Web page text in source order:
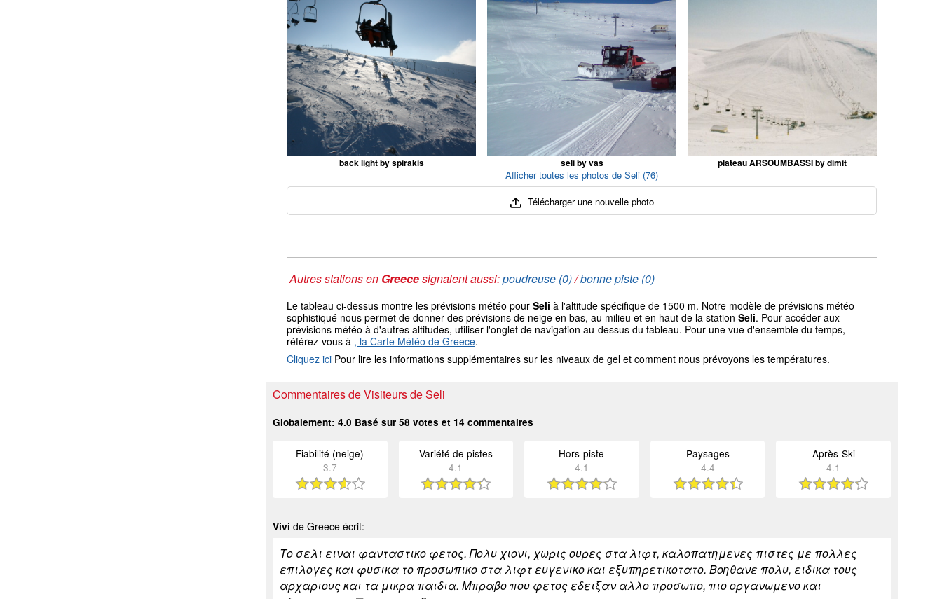
back light by spirakis seli by vas plateau ARSOUMBASSI by dimit
Afficher toutes les photos de Seli (76)
Télécharger une nouvelle photo
Autres stations en Greecesignalent aussi:poudreuse (0)/bonne piste (0)
Le tableau ci-dessus montre les prévisions météo pour Seli à l'altitude spécifique de 1500 m. Notre modèle de prévisions météo
sophistiqué nous permet de donner des prévisions de neige en bas, au milieu et en haut de la station Seli. Pour accéder aux
prévisions météo à d'autres altitudes, utiliser l'onglet de navigation au-dessus du tableau. Pour une vue d'ensemble du temps,
référez-vous à , la Carte Météo de Greece.
Cliquez ici Pour lire les informations supplémentaires sur les niveaux de gel et comment nous prévoyons les températures.
Commentaires de Visiteurs de Seli
Globalement: 4.0 Basé sur 58 votes et 14 commentaires
Fiabilité (neige)
3.7
Variété de pistes
4.1
Hors-piste
4.1
Paysages
4.4
Après-Ski
4.1
Vivi de Greece écrit:
Το σελι ειναι φανταστικο φετος. Πολυ χιονι, χωρις ουρες στα λιφτ, καλοπατημενες πιστες με πολλες
επιλογες και φυσικα το προσωπικο στα λιφτ ευγενικο και εξυπηρετικοτατο. Βοηθανε πολυ, ειδικα τους
αρχαριους και τα μικρα παιδια. Μπραβο που φετος εδειξαν αλλο προσωπο, πιο οργανωμενο και